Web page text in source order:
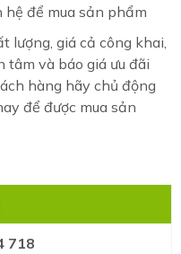
để mua sản phẩm
lượng, giá cả công khai,
và báo giá ưu đãi
hàng hãy chủ động
để được mua sản
718